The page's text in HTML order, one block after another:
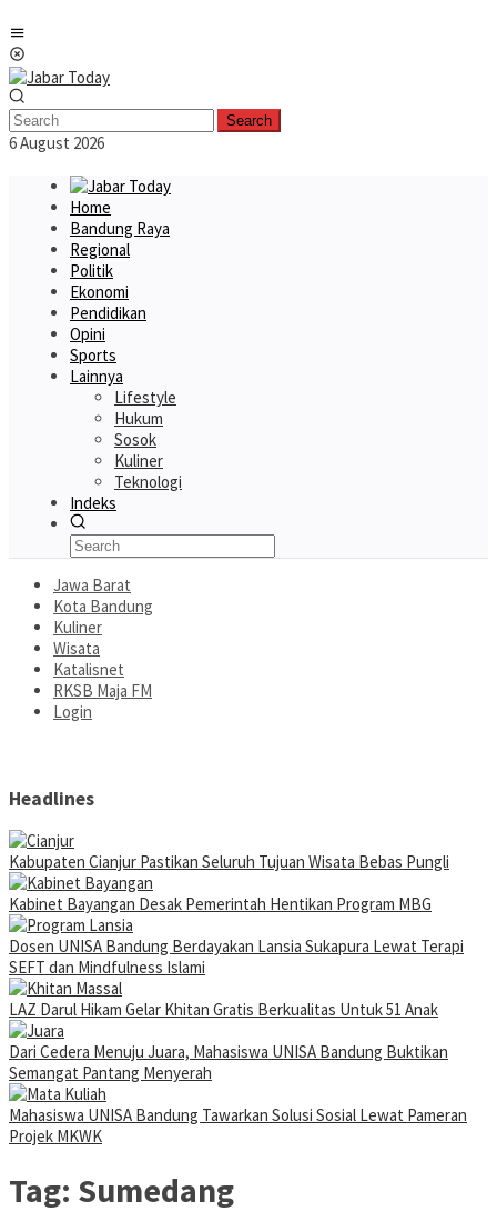
to
content
Search
6 August 2026
Home
Bandung Raya
Regional
Politik
Ekonomi
Pendidikan
Opini
Sports
Lainnya
Lifestyle
Hukum
Sosok
Kuliner
Teknologi
Indeks
Jawa Barat
Kota Bandung
Kuliner
Wisata
Katalisnet
RKSB Maja FM
Login
Headlines
Kabupaten Cianjur Pastikan Seluruh Tujuan Wisata Bebas Pungli
Kabinet Bayangan Desak Pemerintah Hentikan Program MBG
Dosen UNISA Bandung Berdayakan Lansia Sukapura Lewat Terapi
SEFT dan Mindfulness Islami
LAZ Darul Hikam Gelar Khitan Gratis Berkualitas Untuk 51 Anak
Dari Cedera Menuju Juara, Mahasiswa UNISA Bandung Buktikan
Semangat Pantang Menyerah
Mahasiswa UNISA Bandung Tawarkan Solusi Sosial Lewat Pameran
Projek MKWK
Tag: Sumedang